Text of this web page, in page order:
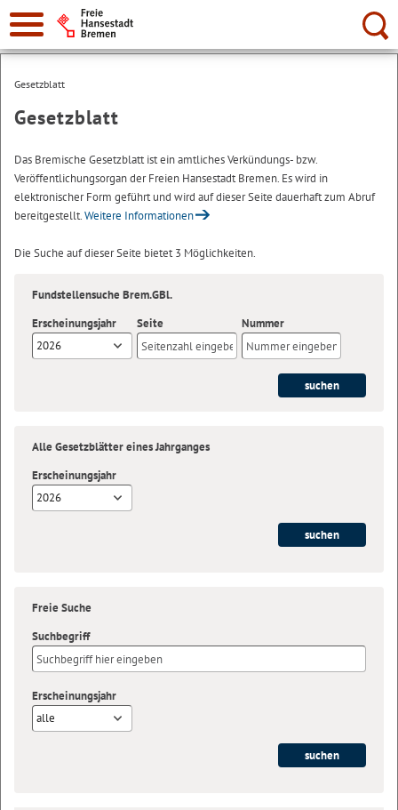
Suche:
Gesetzblatt
Gesetzblatt
Das Bremische Gesetzblatt ist ein amtliches Verkündungs- bzw.
Veröffentlichungsorgan der Freien Hansestadt Bremen. Es wird in
elektronischer Form geführt und wird auf dieser Seite dauerhaft zum Abruf
bereitgestellt.Weitere Informationen
Die Suche auf dieser Seite bietet 3 Möglichkeiten.
Fundstellensuche Brem.GBl.
Erscheinungsjahr
2026
Seite Nummer
Alle Gesetzblätter eines Jahrganges
Erscheinungsjahr
2026
Freie Suche
Suchbegriff
Erscheinungsjahr
alle